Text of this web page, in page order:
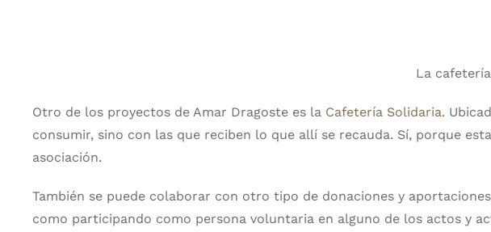
La
Otro de los proyectos de Amar Dragoste es la Cafetería Solidaria.
consumir, sino con las que reciben lo que allí se recauda. Sí, porque
asociación.
También se puede colaborar con otro tipo de donaciones y
como participando como persona voluntaria en alguno de los actos y